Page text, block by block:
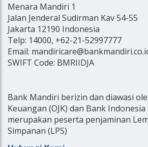
Menara Mandiri 1
Jalan Jenderal Sudirman Kav 54-55
Jakarta 12190 Indonesia
Telp: 14000, +62-21-52997777
Email:
SWIFT Code: BMRIIDJA
Bank Mandiri berizin dan diawasi
Keuangan (OJK) dan Bank
merupakan peserta penjaminan
Simpanan (LPS)